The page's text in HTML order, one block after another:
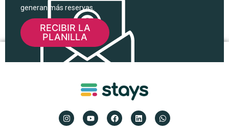
generan más reservas.
RECIBIR LA
PLANILLA